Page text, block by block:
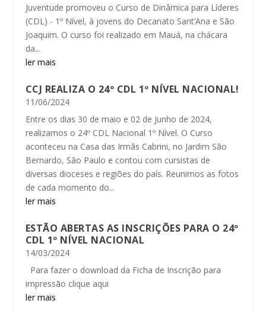
Juventude promoveu o Curso de Dinâmica para Líderes
(CDL) - 1º Nível, à jovens do Decanato Sant’Ana e São
Joaquim. O curso foi realizado em Mauá, na chácara
da...
ler mais
CCJ REALIZA O 24º CDL 1º NÍVEL NACIONAL!
11/06/2024
Entre os dias 30 de maio e 02 de Junho de 2024,
realizamos o 24º CDL Nacional 1º Nível. O Curso
aconteceu na Casa das Irmãs Cabrini, no Jardim São
Bernardo, São Paulo e contou com cursistas de
diversas dioceses e regiões do país. Reunimos as fotos
de cada momento do...
ler mais
ESTÃO ABERTAS AS INSCRIÇÕES PARA O 24º
CDL 1º NÍVEL NACIONAL
14/03/2024
Para fazer o download da Ficha de Inscrição para
impressão clique aqui
ler mais